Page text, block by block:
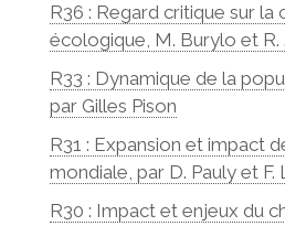
R36 : Regard critique sur la
écologique, M. Burylo et R.
R33 : Dynamique de la
par Gilles Pison
R31 : Expansion et impact
mondiale, par D. Pauly et F.
R30 : Impact et enjeux du